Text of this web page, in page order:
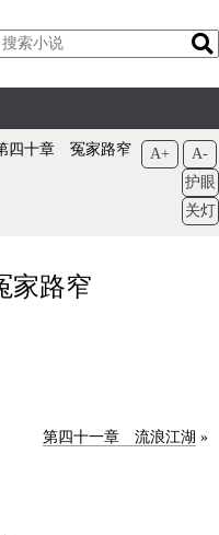
四十章 冤家路窄 A+
A-
护眼
关灯
路窄
第四十一章 流浪江湖 »